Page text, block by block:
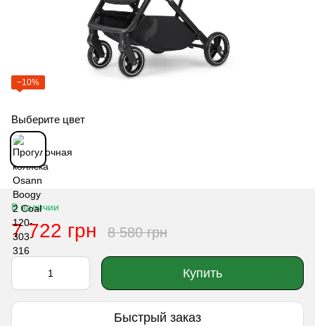
−10%
Выберите цвет
В наличии
7 722 грн 8 580 грн
Купить
Быстрый заказ